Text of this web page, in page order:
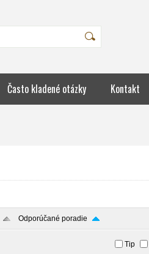
Často kladené otázky Kontakt
Odporúčané poradie
Tip